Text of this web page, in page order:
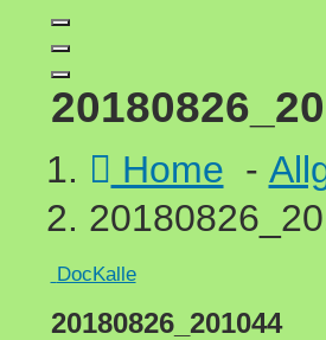
Home -
DocKalle
20180826_201044